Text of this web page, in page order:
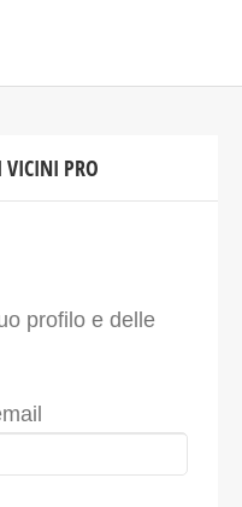
VICINI PRO
profilo e delle